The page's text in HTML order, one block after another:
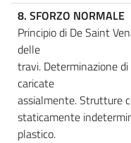
8. SFORZO NORMALE
Principio di De Saint
delle
travi. Determinazione
caricate
assialmente. Strutture
staticamente
plastico.